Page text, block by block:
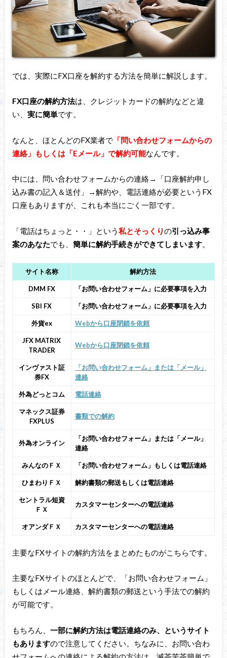
では、実際にFX口座を解約する方法を簡単に解説します。
FX口座の解約方法は、クレジットカードの解約などと違
い、 実に簡単です。
なんと、ほとんどのFX業者で「問い合わせフォームからの
連絡」もしくは「Eメール」で解約可能なんです。
中には、問い合わせフォームからの連絡→「口座解約申し
込み書の記入＆送付」→解約や、電話連絡が必要というFX
口座もありますが、これも本当にごく一部です。
「電話はちょっと・・」という 私とそっくりの引っ込み事
案のあなたでも、 簡単に解約手続きができてしまいます。
サイト名称 解約方法
DMM FX 「お問い合わせフォーム」に必要事項を入力
SBI FX 「お問い合わせフォーム」に必要事項を入力
外貨ex Webから口座閉鎖を依頼
JFX MATRIX
TRADER
Webから口座閉鎖を依頼
インヴァスト証
券FX
「お問い合わせフォーム」または「メール」
連絡
外為どっとコム 電話連絡
マネックス証券
FXPLUS
書類での解約
外為オンライン
「お問い合わせフォーム」または「メール」
連絡
みんなのＦＸ 「お問い合わせフォーム」もしくは電話連絡
ひまわりＦＸ 解約書類の郵送もしくは電話連絡
セントラル短資
ＦＸ
カスタマーセンターへの電話連絡
オアンダＦＸ カスタマーセンターへの電話連絡
主要なFXサイトの解約方法をまとめたものがこちらです。
主要なFXサイトのほとんどで、「お問い合わせフォーム」
もしくはメール連絡、解約書類の郵送という手法での解約
が可能です。
もちろん、 一部に解約方法は電話連絡のみ、というサイト
もありますので注意してください。ちなみに、お問い合わ